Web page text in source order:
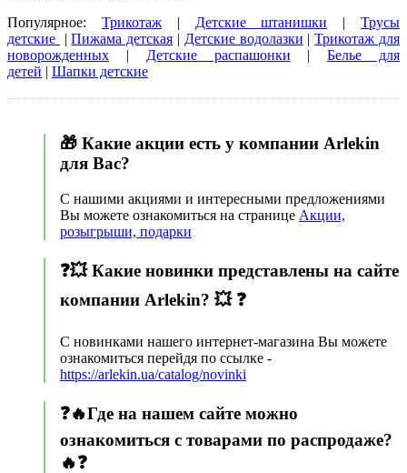
Популярное: Трикотаж| Детские штанишки |Трусы
детские
|Пижама детская | Детские водолазки |Трикотаж для
новорожденных | Детские распашонки |Белье для
детей | Шапки детские
🎁 Какие акции есть у компании Arlekin
для Вас?
С нашими акциями и интересными предложениями
Вы можете ознакомиться на странице Акции,
розыгрыши, подарки
❓💥 Какие новинки представлены на сайте
компании Arlekin? 💥 ❓
С новинками нашего интернет-магазина Вы можете
ознакомиться перейдя по ссылке -
https://arlekin.ua/catalog/novinki
❓🔥Где на нашем сайте можно
ознакомиться с товарами по распродаже?
🔥❓